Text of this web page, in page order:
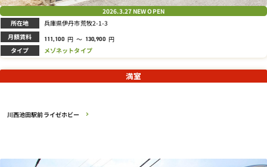
2026.3.27NEW OPEN
所在地 兵庫県伊丹市荒牧2-1-3
月額賃料 111,100 円 ～ 130,900 円
タイプ メゾネットタイプ
川西池田駅前ライゼホビー
満室